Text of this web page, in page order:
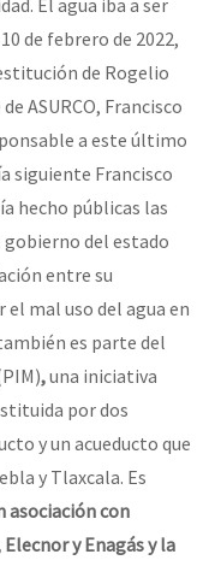
de febrero de 2022,
de Rogelio
ASURCO, Francisco
a este último
siguiente Francisco
hecho públicas las
gobierno del estado
entre su
mal uso del agua en
es parte del
,una iniciativa
por dos
y un acueducto que
y Tlaxcala. Es
asociación con
y Enagás y la